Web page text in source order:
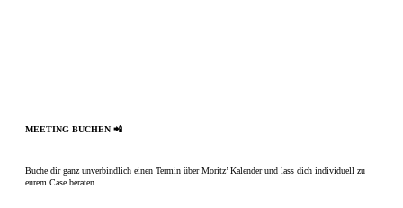
MEETING BUCHEN 📲
Buche dir ganz unverbindlich einen Termin über Moritz’ Kalender und lass dich individuell zu
eurem Case beraten.